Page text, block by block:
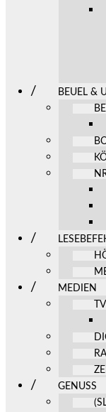
BEUEL &
MEDIEN
TV
GENUSS